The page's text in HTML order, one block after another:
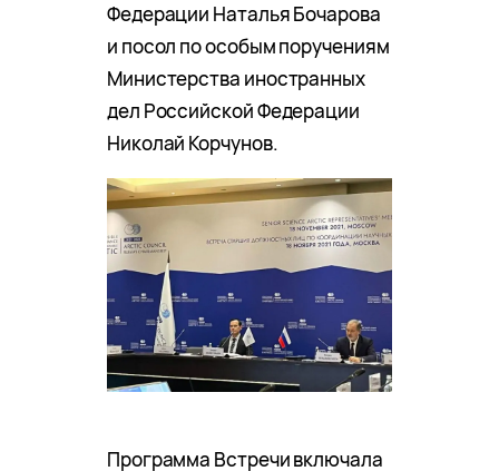
Федерации Наталья Бочарова
и посол по особым поручениям
Министерства иностранных
дел Российской Федерации
Николай Корчунов.
Программа Встречи включала